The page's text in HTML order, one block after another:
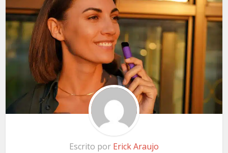
Escrito por Erick Araujo